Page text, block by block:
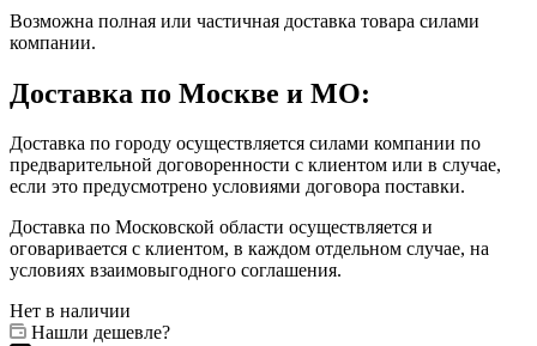
Возможна полная или частичная доставка товара силами
компании.
Доставка по Москве и МО:
Доставка по городу осуществляется силами компании по
предварительной договоренности с клиентом или в случае,
если это предусмотрено условиями договора поставки.
Доставка по Московской области осуществляется и
оговаривается с клиентом, в каждом отдельном случае, на
условиях взаимовыгодного соглашения.
Нет в наличии
Нашли дешевле?